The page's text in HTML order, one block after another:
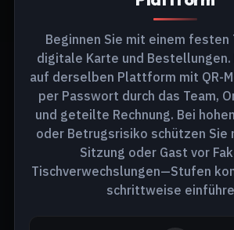
Beginnen Sie mit einem festen
digitale Karte und Bestellungen.
auf derselben Plattform mit QR-
per Passwort durch das Team,
und geteilte Rechnung. Bei
oder Betrugsrisiko schützen Sie
Sitzung oder Gast vor
Tischverwechslungen—Stufen
schrittweise